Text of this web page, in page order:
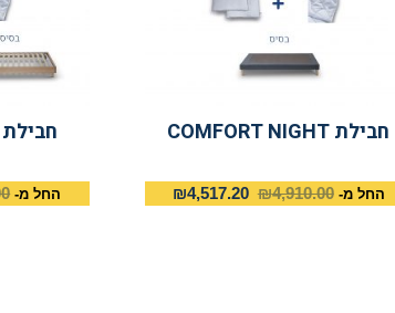
חבילת COMFORT NIGHT
החל מ- ₪4,910.00
₪4,517.20
חבילת BEDROOM TIME
החל מ-